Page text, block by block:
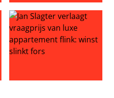
grijpt in na haatcomment
Meidenband KATSEYE